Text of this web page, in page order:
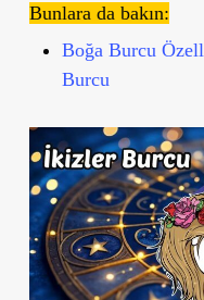
Bunlara da bakın:
Boğa Burcu
Burcu